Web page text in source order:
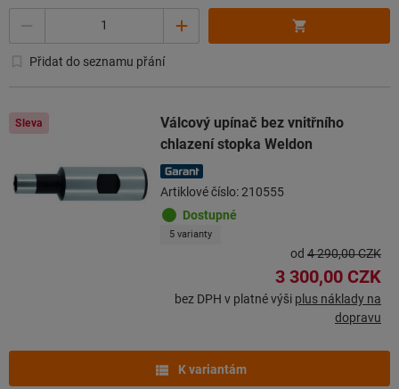
Přidat do seznamu přání
Sleva
Válcový upínač bez vnitřního
chlazení stopka Weldon
Artiklové číslo: 210555
Dostupné
5 varianty
od 4 290,00 CZK
3 300,00 CZK
bez DPH v platné výši plus náklady na
dopravu
K variantám